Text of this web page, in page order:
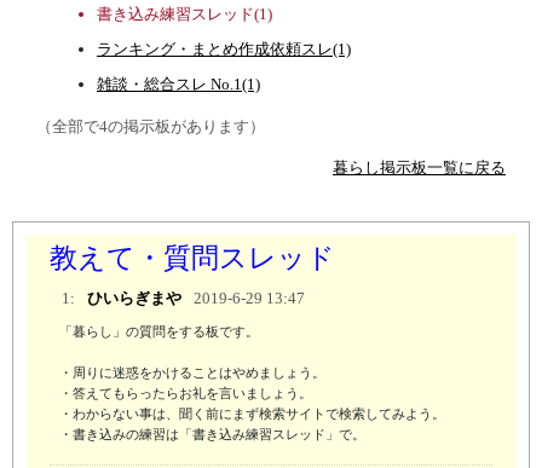
書き込み練習スレッド(1)
ランキング・まとめ作成依頼スレ(1)
雑談・総合スレ No.1(1)
（全部で4の掲示板があります）
暮らし掲示板一覧に戻る
教えて・質問スレッド
1: ひいらぎまや 2019-6-29 13:47
「暮らし」の質問をする板です。
・周りに迷惑をかけることはやめましょう。
・答えてもらったらお礼を言いましょう。
・わからない事は、聞く前にまず検索サイトで検索してみよう。
・書き込みの練習は「書き込み練習スレッド」で。